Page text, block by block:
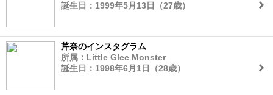
誕生日：1999年5月13日（27歳）
芹奈のインスタグラム
所属：Little Glee Monster
誕生日：1998年6月1日（28歳）